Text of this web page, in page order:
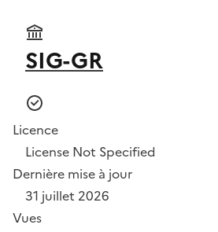
SIG-GR
Licence
License Not Specified
Dernière mise à jour
31 juillet 2026
Vues